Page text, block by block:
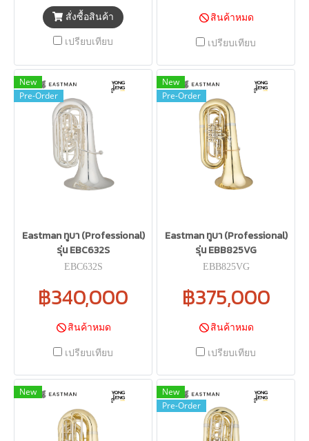
สั่งซื้อสินค้า
เปรียบเทียบ
สินค้าหมด
เปรียบเทียบ
New
Pre-Order
Eastman ทูบา (Professional)
รุ่น EBC632S
EBC632S
฿340,000
สินค้าหมด
เปรียบเทียบ
New
Pre-Order
Eastman ทูบา (Professional)
รุ่น EBB825VG
EBB825VG
฿375,000
สินค้าหมด
เปรียบเทียบ
New
New
Pre-Order